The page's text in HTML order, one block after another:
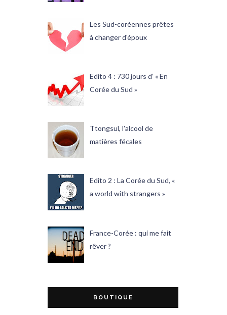
Les Sud-coréennes prêtes
à changer d'époux
Edito 4 : 730 jours d’ « En
Corée du Sud »
Ttongsul, l'alcool de
matières fécales
Edito 2 : La Corée du Sud, «
a world with strangers »
France-Corée : qui me fait
rêver ?
BOUTIQUE